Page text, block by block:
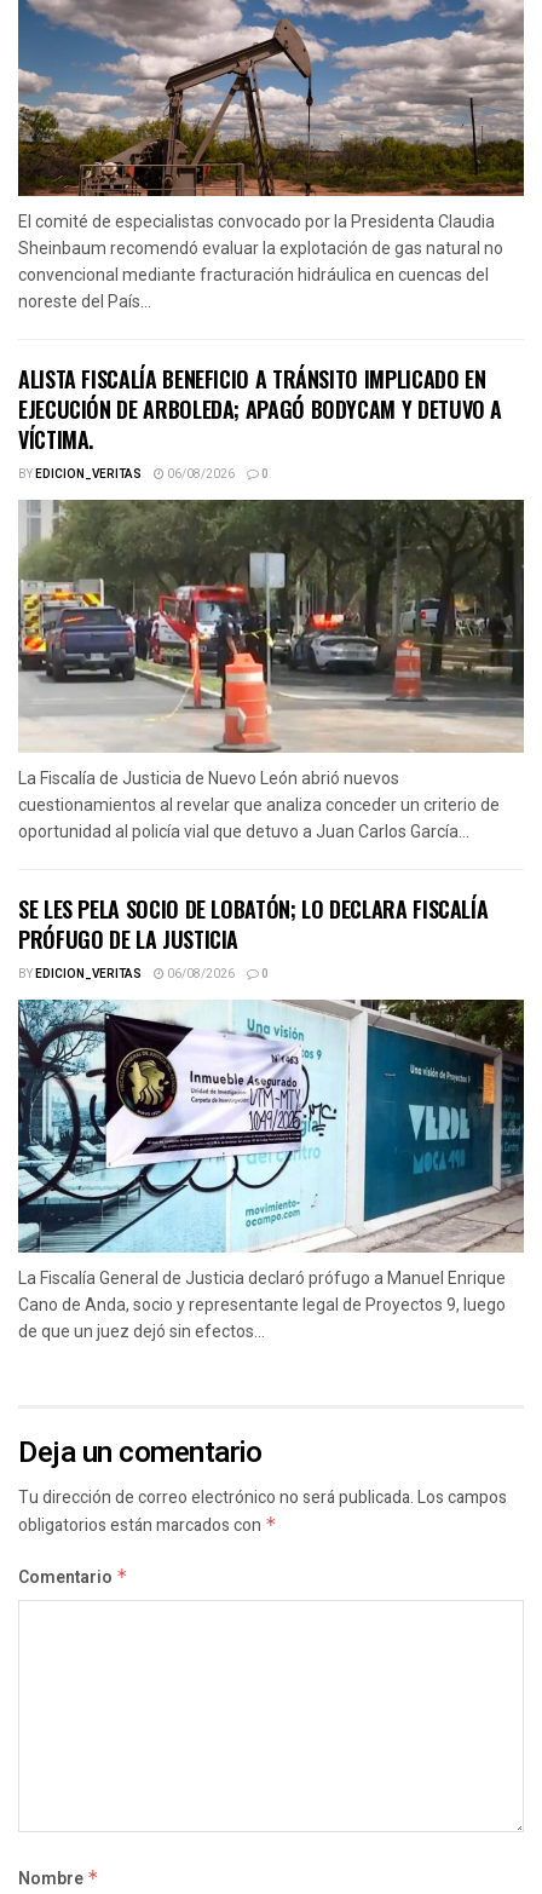
El comité de especialistas convocado por la Presidenta Claudia
Sheinbaum recomendó evaluar la explotación de gas natural no
convencional mediante fracturación hidráulica en cuencas del
noreste del País...
ALISTA FISCALÍA BENEFICIO A TRÁNSITO IMPLICADO EN
EJECUCIÓN DE ARBOLEDA; APAGÓ BODYCAM Y DETUVO A
VÍCTIMA.
BYEDICION_VERITAS 06/08/2026 0
La Fiscalía de Justicia de Nuevo León abrió nuevos
cuestionamientos al revelar que analiza conceder un criterio de
oportunidad al policía vial que detuvo a Juan Carlos García...
SE LES PELA SOCIO DE LOBATÓN; LO DECLARA FISCALÍA
PRÓFUGO DE LA JUSTICIA
BYEDICION_VERITAS 06/08/2026 0
La Fiscalía General de Justicia declaró prófugo a Manuel Enrique
Cano de Anda, socio y representante legal de Proyectos 9, luego
de que un juez dejó sin efectos...
Deja un comentario
Tu dirección de correo electrónico no será publicada.Los campos
obligatorios están marcados con *
Comentario *
Nombre *